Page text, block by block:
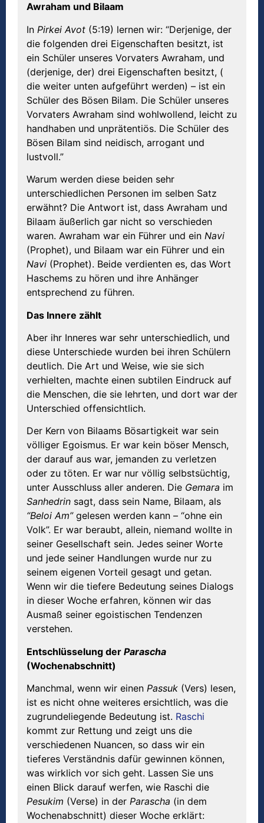
Awraham und Bilaam
In Pirkei Avot (5:19) lernen wir: “Derjenige, der
die folgenden drei Eigenschaften besitzt, ist
ein Schüler unseres Vorvaters Awraham, und
(derjenige, der) drei Eigenschaften besitzt, (
die weiter unten aufgeführt werden) – ist ein
Schüler des Bösen Bilam. Die Schüler unseres
Vorvaters Awraham sind wohlwollend, leicht zu
handhaben und unprätentiös. Die Schüler des
Bösen Bilam sind neidisch, arrogant und
lustvoll.”
Warum werden diese beiden sehr
unterschiedlichen Personen im selben Satz
erwähnt? Die Antwort ist, dass Awraham und
Bilaam äußerlich gar nicht so verschieden
waren. Awraham war ein Führer und ein Navi
(Prophet), und Bilaam war ein Führer und ein
Navi (Prophet). Beide verdienten es, das Wort
Haschems zu hören und ihre Anhänger
entsprechend zu führen.
Das Innere zählt
Aber ihr Inneres war sehr unterschiedlich, und
diese Unterschiede wurden bei ihren Schülern
deutlich. Die Art und Weise, wie sie sich
verhielten, machte einen subtilen Eindruck auf
die Menschen, die sie lehrten, und dort war der
Unterschied offensichtlich.
Der Kern von Bilaams Bösartigkeit war sein
völliger Egoismus. Er war kein böser Mensch,
der darauf aus war, jemanden zu verletzen
oder zu töten. Er war nur völlig selbstsüchtig,
unter Ausschluss aller anderen. Die Gemara im
Sanhedrin sagt, dass sein Name, Bilaam, als
“Beloi Am”gelesen werden kann – “ohne ein
Volk”. Er war beraubt, allein, niemand wollte in
seiner Gesellschaft sein. Jedes seiner Worte
und jede seiner Handlungen wurde nur zu
seinem eigenen Vorteil gesagt und getan.
Wenn wir die tiefere Bedeutung seines Dialogs
in dieser Woche erfahren, können wir das
Ausmaß seiner egoistischen Tendenzen
verstehen.
Entschlüsselung der Parascha
(Wochenabschnitt)
Manchmal, wenn wir einen Passuk (Vers) lesen,
ist es nicht ohne weiteres ersichtlich, was die
zugrundeliegende Bedeutung ist. Raschi
kommt zur Rettung und zeigt uns die
verschiedenen Nuancen, so dass wir ein
tieferes Verständnis dafür gewinnen können,
was wirklich vor sich geht. Lassen Sie uns
einen Blick darauf werfen, wie Raschi die
Pesukim (Verse) in der Parascha (in dem
Wochenabschnitt) dieser Woche erklärt: